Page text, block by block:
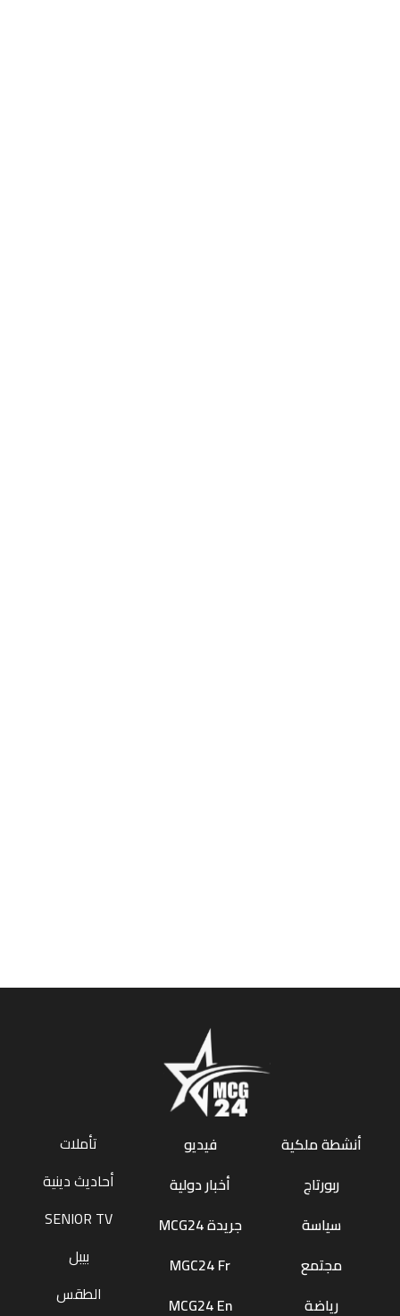
أنشطة ملكية
ربورتاج
سياسة
مجتمع
رياضة
فيديو
أخبار دولية
جريدة MCG24
MGC24 Fr
MCG24 En
تأملات
أحاديث دينية
SENIOR TV
بيبل
الطقس